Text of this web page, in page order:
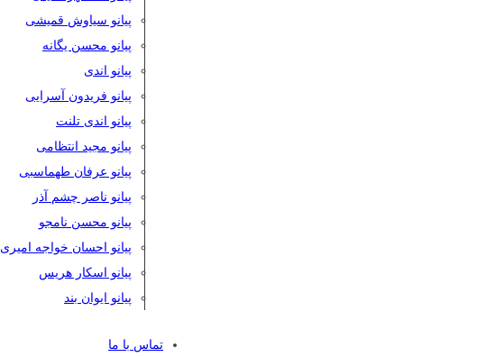
پیانو سیاوش قمیشی
پیانو محسن یگانه
پیانو اندی
پیانو فریدون آسرایی
پیانو اندی تلنت
پیانو مجید انتظامی
پیانو عرفان طهماسبی
پیانو ناصر چشم آذر
پیانو محسن نامجو
پیانو احسان خواجه امیری
پیانو اسکار هریس
پیانو ایوان بند
تماس با ما